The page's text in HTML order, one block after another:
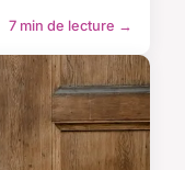
7 min de lecture →